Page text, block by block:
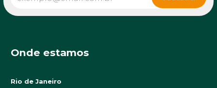
Onde estamos
Rio de Janeiro